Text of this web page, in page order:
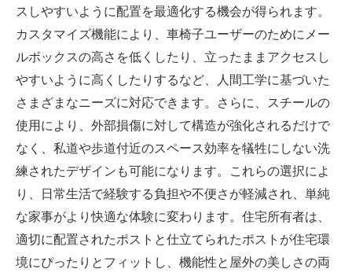
スしやすいように配置を最適化する機会が得られます。
カスタマイズ機能により、車椅子ユーザーのためにメー
ルボックスの高さを低くしたり、立ったままアクセスし
やすいように高くしたりするなど、人間工学に基づいた
さまざまなニーズに対応できます。さらに、スチールの
使用により、外部損傷に対して構造が強化されるだけで
なく、私道や歩道付近のスペース効率を犠牲にしない洗
練されたデザインも可能になります。これらの選択によ
り、日常生活で経験する負担や不便さが軽減され、単純
な家事がより快適な体験に変わります。住宅所有者は、
適切に配置されたポストと仕立てられたポストが住宅環
境にぴったりとフィットし、機能性と屋外の美しさの両